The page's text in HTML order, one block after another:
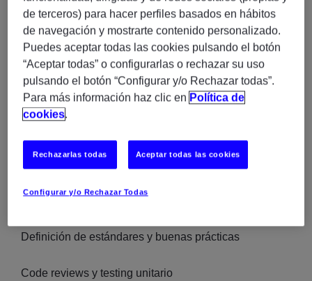
Diseño de soluciones escalables y modulares
Traducción de necesidades de negocio en soluciones
técnicas
Desarrollo de aplicaciones complejas (ERP)
Definición de estándares y buenas prácticas
Code reviews y testing unitario
de terceros) para hacer perfiles basados en hábitos
de navegación y mostrarte contenido personalizado.
Puedes aceptar todas las cookies pulsando el botón
“Aceptar todas” o configurarlas o rechazar su uso
pulsando el botón “Configurar y/o Rechazar todas”.
Para más información haz clic en Política de
cookies.
Configurar y/o Rechazar Todas
Rechazarlas todas Aceptar todas las cookies